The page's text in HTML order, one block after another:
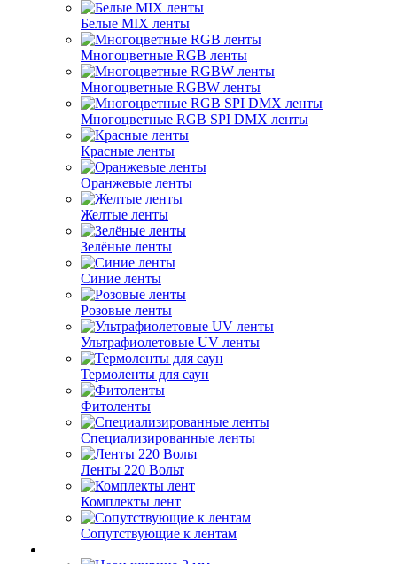
Белые MIX ленты
Многоцветные RGB ленты
Многоцветные RGBW ленты
Многоцветные RGB SPI DMX ленты
Красные ленты
Оранжевые ленты
Желтые ленты
Зелёные ленты
Синие ленты
Розовые ленты
Ультрафиолетовые UV ленты
Термоленты для саун
Фитоленты
Специализированные ленты
Ленты 220 Вольт
Комплекты лент
Сопутствующие к лентам